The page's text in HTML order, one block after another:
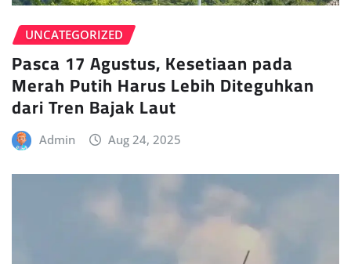
UNCATEGORIZED
Pasca 17 Agustus, Kesetiaan pada
Merah Putih Harus Lebih Diteguhkan
dari Tren Bajak Laut
Admin Aug 24, 2025